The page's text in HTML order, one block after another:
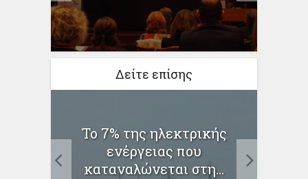
Δείτε επίσης
Το 7% της ηλεκτρικής
ενέργειας που
καταναλώνεται στη...